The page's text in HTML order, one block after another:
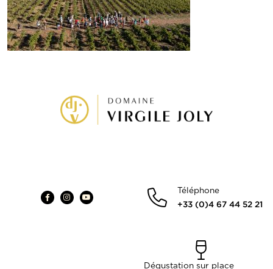
Téléphone
+33 (0)4 67 44 52 21
Dégustation sur place